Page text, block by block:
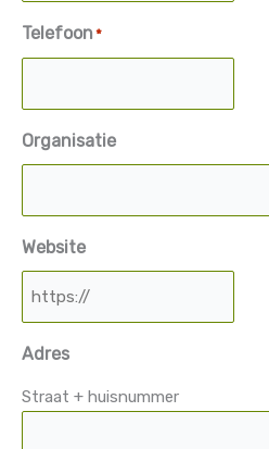
Telefoon *
Organisatie
Website
Adres
Straat + huisnummer